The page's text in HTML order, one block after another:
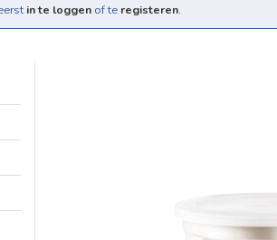
in te loggen of te registeren.